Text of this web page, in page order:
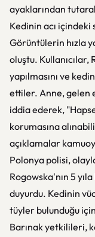
ayaklarından
Kedinin acı içindeki
Görüntülerin hızla
oluştu. Kullanıcılar,
yapılmasını ve
ettiler. Anne, gelen
iddia ederek,
korumasına
açıklamalar
Polonya polisi,
Rogowska'nın 5
duyurdu. Kedinin
tüyler bulunduğu için
Barınak yetkilileri,